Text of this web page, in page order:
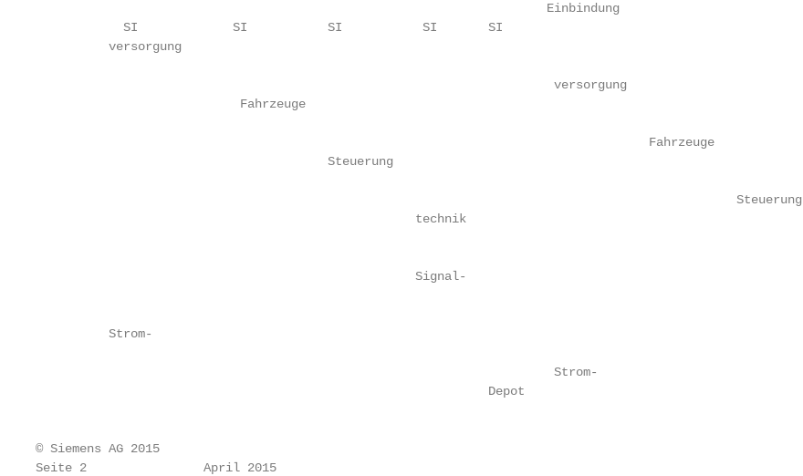
                                                                      Einbindung
            SI             SI           SI           SI       SI
          versorgung
                                                                       versorgung
                            Fahrzeuge
                                                                                    Fahrzeuge
                                        Steuerung
                                                                                                Steuerung
                                                    technik
                                                    Signal-
          Strom-
                                                                       Strom-
                                                              Depot
© Siemens AG 2015
Seite 2                April 2015